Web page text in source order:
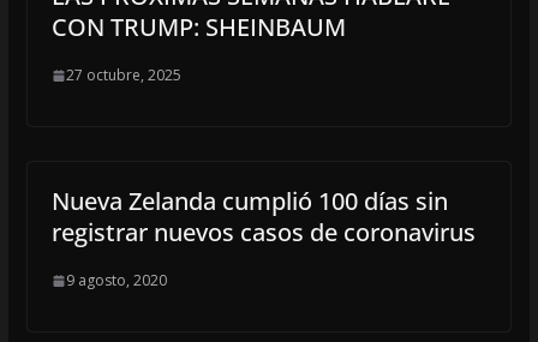
CON TRUMP: SHEINBAUM
27 octubre, 2025
Nueva Zelanda cumplió 100 días sin
registrar nuevos casos de coronavirus
9 agosto, 2020